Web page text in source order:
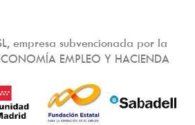
empresa subvencionada por la
EMPLEO Y HACIENDA